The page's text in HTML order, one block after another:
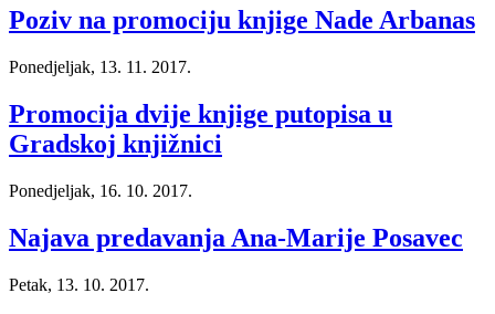
Poziv na promociju knjige Nade Arbanas
Ponedjeljak, 13. 11. 2017.
Promocija dvije knjige putopisa u
Gradskoj knjižnici
Ponedjeljak, 16. 10. 2017.
Najava predavanja Ana-Marije Posavec
Petak, 13. 10. 2017.